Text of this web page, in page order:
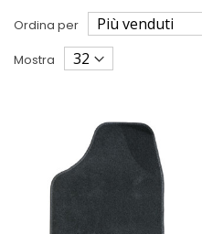
Ordina per
Mostra